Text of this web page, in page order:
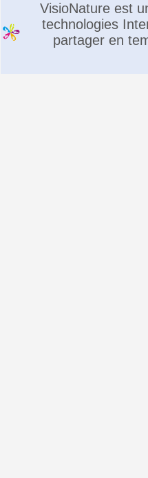
VisioNature est
technologies
partager en